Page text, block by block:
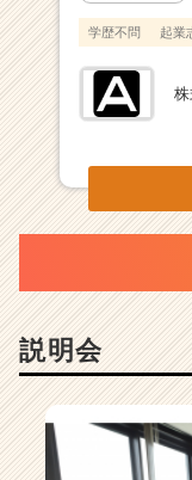
学歴不問 起業
説明会